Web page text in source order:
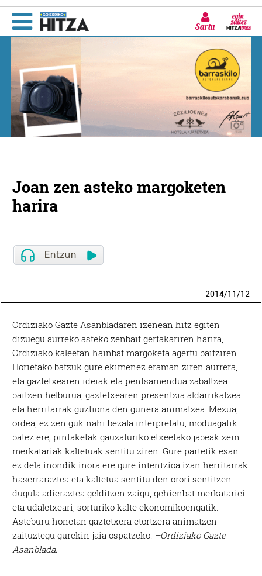
Sartu
Joan zen asteko margoketen
harira
2014/11/12
Ordiziako Gazte Asanbladaren izenean hitz egiten
dizuegu aurreko asteko zenbait gertakariren harira,
Ordiziako kaleetan hainbat margoketa agertu baitziren.
Horietako batzuk gure ekimenez eraman ziren aurrera,
eta gaztetxearen ideiak eta pentsamendua zabaltzea
baitzen helburua, gaztetxearen presentzia aldarrikatzea
eta herritarrak guztiona den gunera animatzea. Mezua,
ordea, ez zen guk nahi bezala interpretatu, moduagatik
batez ere; pintaketak gauzaturiko etxeetako jabeak zein
merkatariak kaltetuak sentitu ziren. Gure partetik esan
ez dela inondik inora ere gure intentzioa izan herritarrak
haserraraztea eta kaltetua sentitu den orori sentitzen
dugula adieraztea gelditzen zaigu, gehienbat merkatariei
eta udaletxeari, sorturiko kalte ekonomikoengatik.
Asteburu honetan gaztetxera etortzera animatzen
zaituztegu gurekin jaia ospatzeko. –Ordiziako Gazte
Asanblada.